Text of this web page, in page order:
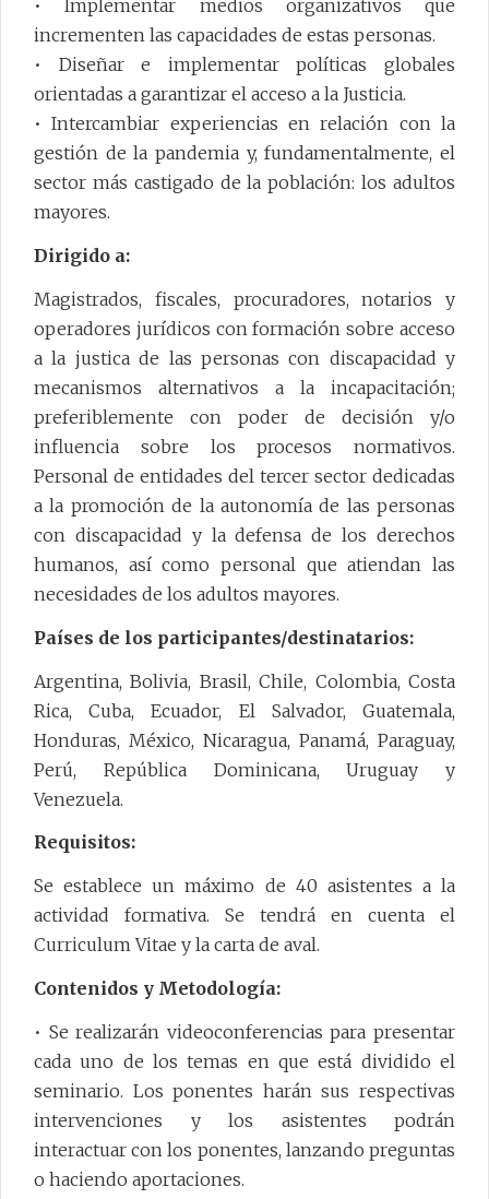
• Implementar medios organizativos que
incrementen las capacidades de estas personas.
• Diseñar e implementar políticas globales
orientadas a garantizar el acceso a la Justicia.
• Intercambiar experiencias en relación con la
gestión de la pandemia y, fundamentalmente, el
sector más castigado de la población: los adultos
mayores.
Dirigido a:
Magistrados, fiscales, procuradores, notarios y
operadores jurídicos con formación sobre acceso
a la justica de las personas con discapacidad y
mecanismos alternativos a la incapacitación;
preferiblemente con poder de decisión y/o
influencia sobre los procesos normativos.
Personal de entidades del tercer sector dedicadas
a la promoción de la autonomía de las personas
con discapacidad y la defensa de los derechos
humanos, así como personal que atiendan las
necesidades de los adultos mayores.
Países de los participantes/destinatarios:
Argentina, Bolivia, Brasil, Chile, Colombia, Costa
Rica, Cuba, Ecuador, El Salvador, Guatemala,
Honduras, México, Nicaragua, Panamá, Paraguay,
Perú, República Dominicana, Uruguay y
Venezuela.
Requisitos:
Se establece un máximo de 40 asistentes a la
actividad formativa. Se tendrá en cuenta el
Curriculum Vitae y la carta de aval.
Contenidos y Metodología:
• Se realizarán videoconferencias para presentar
cada uno de los temas en que está dividido el
seminario. Los ponentes harán sus respectivas
intervenciones y los asistentes podrán
interactuar con los ponentes, lanzando preguntas
o haciendo aportaciones.